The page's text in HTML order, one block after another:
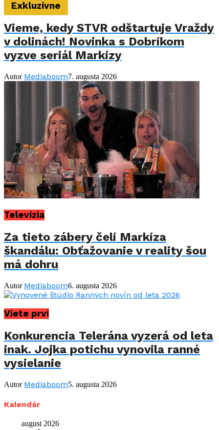
Exkluzívne
Vieme, kedy STVR odštartuje Vraždy
v dolinách! Novinka s Dobríkom
vyzve seriál Markízy
Autor Mediaboom7. augusta 2026
Televízia
Za tieto zábery čelí Markíza
škandálu: Obťažovanie v reality šou
má dohru
Autor Mediaboom6. augusta 2026
Viete prví
Konkurencia Telerána vyzerá od leta
inak. Jojka potichu vynovila ranné
vysielanie
Autor Mediaboom5. augusta 2026
Kalendár
august 2026